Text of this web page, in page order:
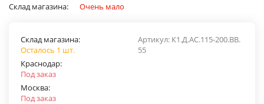
Склад магазина: Очень мало
Артикул: К1.Д.АС.115-200.ВВ.
55
Склад магазина:
Осталось 1 шт.
Краснодар:
Под заказ
Москва:
Под заказ